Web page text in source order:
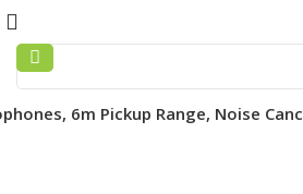
6m Pickup Range, Noise